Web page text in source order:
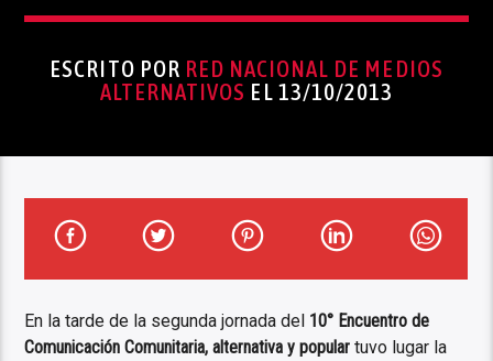
ESCRITO POR RED NACIONAL DE MEDIOS
ALTERNATIVOS EL 13/10/2013
En la tarde de la segunda jornada del 10° Encuentro de
Comunicación Comunitaria, alternativa y popular tuvo lugar la